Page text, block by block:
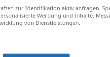
zur Identifikation aktiv abfragen.
Werbung und Inhalte,
von Dienstleistungen.